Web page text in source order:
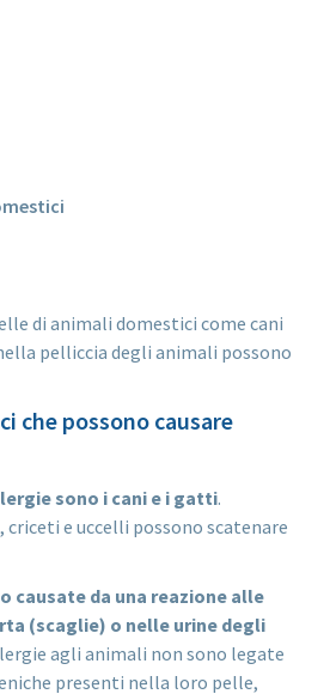
di animali domestici come cani
pelliccia degli animali possono
che possono causare
sono i cani e i gatti.
e uccelli possono scatenare
causate da una reazione alle
(scaglie) o nelle urine degli
agli animali non sono legate
presenti nella loro pelle,